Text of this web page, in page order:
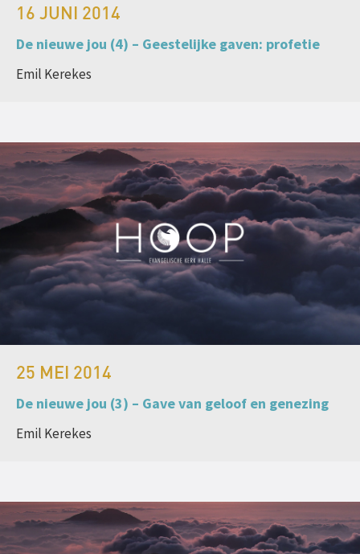
16 JUNI 2014
De nieuwe jou (4) – Geestelijke gaven: profetie
Emil Kerekes
25 MEI 2014
De nieuwe jou (3) – Gave van geloof en genezing
Emil Kerekes